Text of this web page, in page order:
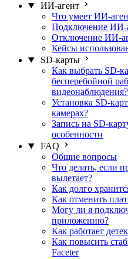
ИИ-агент
Что умеет ИИ-
Подключение ИИ-
Отключение ИИ-
Кейсы
SD-карты
Как выбрать SD-
бесперебойной
видеонаблюдения?
Установка SD-
камерах?
Запись на SD-
особенности
FAQ
Общие вопросы
Что делать, если
вылетает?
Как долго
Как отменить
Могу ли я
приложению?
Как работает
Как повысить
Faceter